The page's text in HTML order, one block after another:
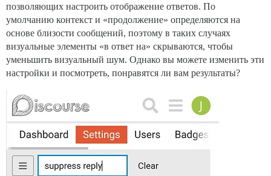
позволяющих настроить отображение ответов. По
умолчанию контекст и «продолжение» определяются на
основе близости сообщений, поэтому в таких случаях
визуальные элементы «в ответ на» скрываются, чтобы
уменьшить визуальный шум. Однако вы можете изменить эти
настройки и посмотреть, понравятся ли вам результаты?